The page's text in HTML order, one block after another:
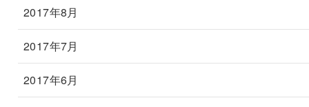
2017年8月
2017年7月
2017年6月